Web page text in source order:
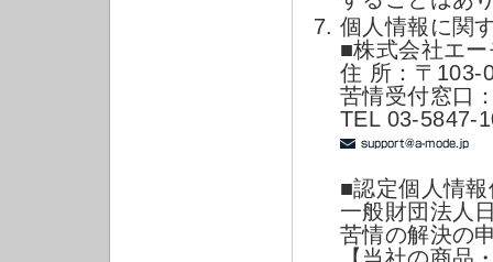
個人情報に関
■株式会社エ
住 所：〒103-
苦情受付窓口
TEL 03-5847-
■認定個人情
一般財団法人
苦情の解決の